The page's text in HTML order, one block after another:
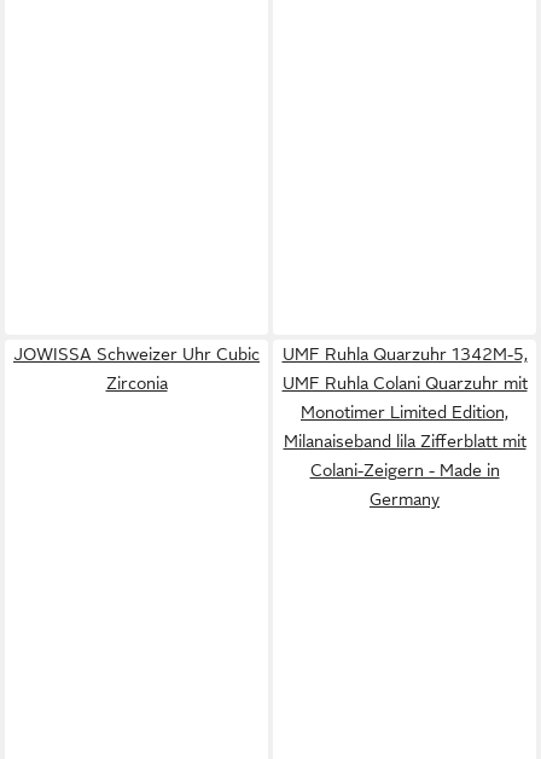
JOWISSA Schweizer Uhr Cubic
Zirconia
UMF Ruhla Quarzuhr 1342M-5,
UMF Ruhla Colani Quarzuhr mit
Monotimer Limited Edition,
Milanaiseband lila Zifferblatt mit
Colani-Zeigern - Made in
Germany